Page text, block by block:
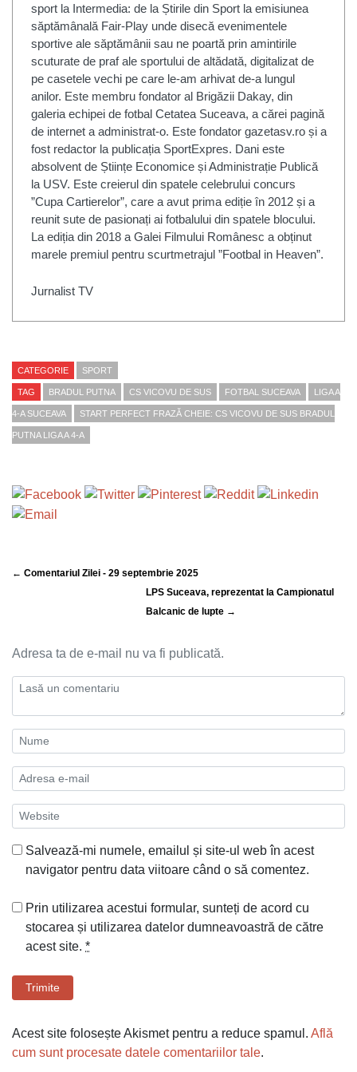
sport la Intermedia: de la Știrile din Sport la emisiunea
săptămânală Fair-Play unde disecă evenimentele
sportive ale săptămânii sau ne poartă prin amintirile
scuturate de praf ale sportului de altădată, digitalizat de
pe casetele vechi pe care le-am arhivat de-a lungul
anilor. Este membru fondator al Brigăzii Dakay, din
galeria echipei de fotbal Cetatea Suceava, a cărei pagină
de internet a administrat-o. Este fondator gazetasv.ro și a
fost redactor la publicația SportExpres. Dani este
absolvent de Științe Economice și Administrație Publică
la USV. Este creierul din spatele celebrului concurs
”Cupa Cartierelor”, care a avut prima ediție în 2012 și a
reunit sute de pasionați ai fotbalului din spatele blocului.
La ediția din 2018 a Galei Filmului Românesc a obținut
marele premiul pentru scurtmetrajul ”Footbal in Heaven”.
Jurnalist TV
CATEGORIE SPORT
TAG BRADUL PUTNA CS VICOVU DE SUS FOTBAL SUCEAVA LIGA A
4-A SUCEAVA START PERFECT FRAZĂ CHEIE: CS VICOVU DE SUS BRADUL
PUTNA LIGA A 4-A
← Comentariul Zilei - 29 septembrie 2025
LPS Suceava, reprezentat la Campionatul
Balcanic de lupte →
Adresa ta de e-mail nu va fi publicată.
Salvează-mi numele, emailul și site-ul web în acest
navigator pentru data viitoare când o să comentez.
Prin utilizarea acestui formular, sunteți de acord cu
stocarea și utilizarea datelor dumneavoastră de către
acest site. *
Trimite
Acest site folosește Akismet pentru a reduce spamul. Află
cum sunt procesate datele comentariilor tale.